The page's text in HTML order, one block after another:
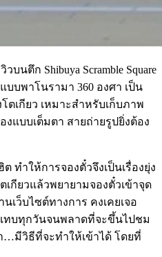
นตึก Shibuya Scramble Square
บบพาโนรามา 360 องศา เป็น
เกียว เหมาะสำหรับเก็บภาพ
งแบบเต็มตา สายถ่ายรูปยิ่งต้อง
ทำให้การจองตั๋วจึงเป็นเรื่องยุ่ง
กียวแล้วพยายามจองตั๋วเข้าจุด
เว็บไซต์ทางการ คงเคยเจอ
ทบทุกวันจนพลาดที่จะขึ้นไปชม
มีวิธีที่จะทำให้เข้าได้ โดยที่